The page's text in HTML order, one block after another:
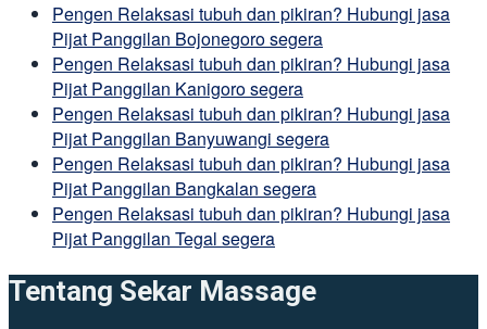
Pengen Relaksasi tubuh dan pikiran? Hubungi jasa
Pijat Panggilan Bojonegoro segera
Pengen Relaksasi tubuh dan pikiran? Hubungi jasa
Pijat Panggilan Kanigoro segera
Pengen Relaksasi tubuh dan pikiran? Hubungi jasa
Pijat Panggilan Banyuwangi segera
Pengen Relaksasi tubuh dan pikiran? Hubungi jasa
Pijat Panggilan Bangkalan segera
Pengen Relaksasi tubuh dan pikiran? Hubungi jasa
Pijat Panggilan Tegal segera
Tentang Sekar Massage